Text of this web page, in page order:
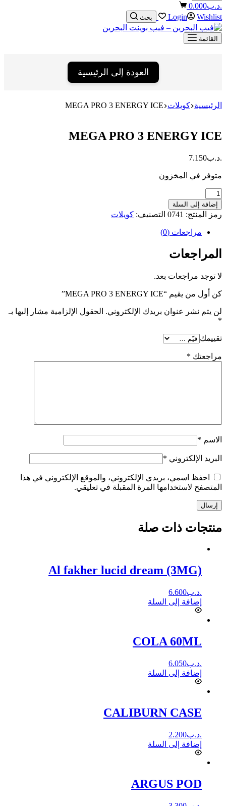
Shopping
cart
.د.ب0.000
Login
Wishlist بحث
القائمة
العودة إلى الرئيسية
الرئيسية كويلات MEGA PRO 3 ENERGY ICE
MEGA PRO 3 ENERGY ICE
.د.ب7.150
متوفر في المخزون
كمية
MEGA
PRO
3
ENERGY
إضافة إلى السلة
رمز المنتج: 0741 التصنيف: كويلات
مراجعات (0)
المراجعات
لا توجد مراجعات بعد.
كن أول من يقيم “MEGA PRO 3 ENERGY ICE”
لن يتم نشر عنوان بريدك الإلكتروني. الحقول الإلزامية مشار إليها بـ
*
تقييمك
مراجعتك *
الاسم *
البريد الإلكتروني *
احفظ اسمي، بريدي الإلكتروني، والموقع الإلكتروني في هذا
المتصفح لاستخدامها المرة المقبلة في تعليقي.
إرسال
منتجات ذات صلة
Al fakher lucid dream (3MG)
.د.ب6.600
إضافة إلى السلة
COLA 60ML
.د.ب6.050
إضافة إلى السلة
CALIBURN CASE
.د.ب2.200
إضافة إلى السلة
ARGUS POD